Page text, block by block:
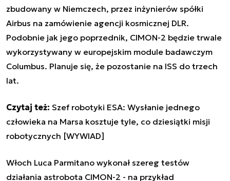
zbudowany w Niemczech, przez inżynierów spółki
Airbus na zamówienie agencji kosmicznej DLR.
Podobnie jak jego poprzednik, CIMON-2 będzie trwale
wykorzystywany w europejskim module badawczym
Columbus. Planuje się, że pozostanie na ISS do trzech
lat.
Czytaj też: Szef robotyki ESA: Wysłanie jednego
człowieka na Marsa kosztuje tyle, co dziesiątki misji
robotycznych [WYWIAD]
Włoch Luca Parmitano wykonał szereg testów
działania astrobota CIMON-2 - na przykład